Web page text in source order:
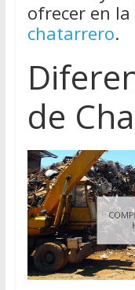
ofrecer en
chatarrero.
de